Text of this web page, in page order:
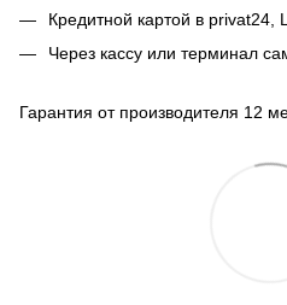
Кредитной картой в privat24,
Через кассу или терминал
Гарантия от производителя 12